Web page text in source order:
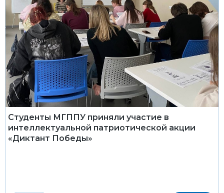
Студенты МГППУ приняли участие в
интеллектуальной патриотической акции
«Диктант Победы»